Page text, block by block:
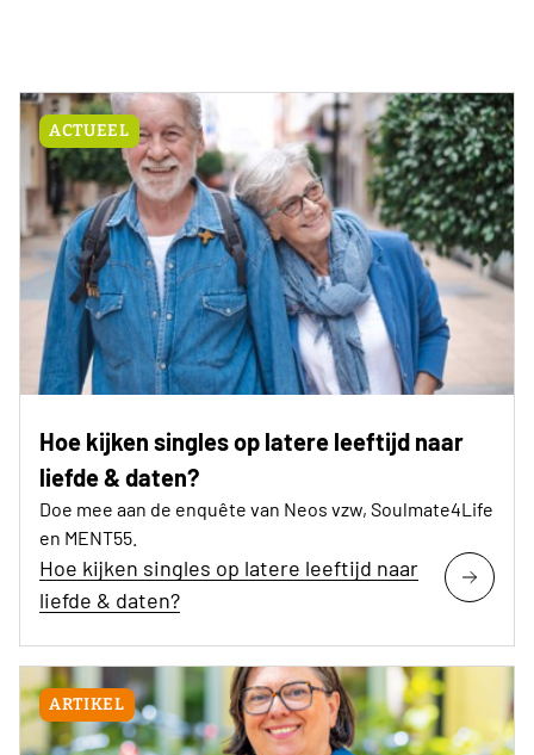
ACTUEEL
Hoe kijken singles op latere leeftijd naar
liefde & daten?
Doe mee aan de enquête van Neos vzw, Soulmate4Life
en MENT55.
Hoe kijken singles op latere leeftijd naar
liefde & daten?
ARTIKEL